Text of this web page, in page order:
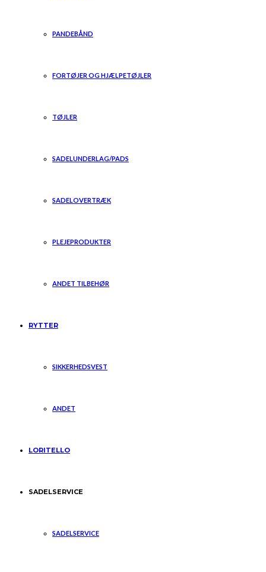
PANDEBÅND
FORTØJER OG HJÆLPETØJLER
TØJLER
SADELUNDERLAG/PADS
SADELOVERTRÆK
PLEJEPRODUKTER
ANDET TILBEHØR
RYTTER
SIKKERHEDSVEST
ANDET
LORITELLO
SADELSERVICE
SADELSERVICE